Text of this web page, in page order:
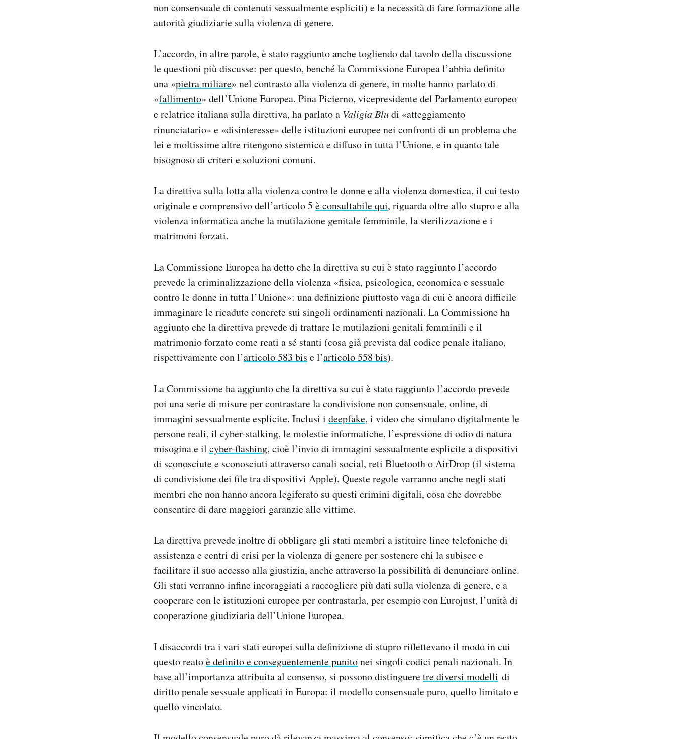
non consensuale di contenuti sessualmente espliciti) e la necessità di fare formazione alle
autorità giudiziarie sulla violenza di genere.
L’accordo, in altre parole, è stato raggiunto anche togliendo dal tavolo della discussione
le questioni più discusse: per questo, benché la Commissione Europea l’abbia definito
una «pietra miliare» nel contrasto alla violenza di genere, in molte hanno parlato di
«fallimento» dell’Unione Europea. Pina Picierno, vicepresidente del Parlamento europeo
e relatrice italiana sulla direttiva, ha parlato a Valigia Bludi «atteggiamento
rinunciatario» e «disinteresse» delle istituzioni europee nei confronti di un problema che
lei e moltissime altre ritengono sistemico e diffuso in tutta l’Unione, e in quanto tale
bisognoso di criteri e soluzioni comuni.
La direttiva sulla lotta alla violenza contro le donne e alla violenza domestica, il cui testo
originale e comprensivo dell’articolo 5 è consultabile qui, riguarda oltre allo stupro e alla
violenza informatica anche la mutilazione genitale femminile, la sterilizzazione e i
matrimoni forzati.
La Commissione Europea ha detto che la direttiva su cui è stato raggiunto l’accordo
prevede la criminalizzazione della violenza «fisica, psicologica, economica e sessuale
contro le donne in tutta l’Unione»: una definizione piuttosto vaga di cui è ancora difficile
immaginare le ricadute concrete sui singoli ordinamenti nazionali. La Commissione ha
aggiunto che la direttiva prevede di trattare le mutilazioni genitali femminili e il
matrimonio forzato come reati a sé stanti (cosa già prevista dal codice penale italiano,
rispettivamente con l’articolo 583 bis e l’articolo 558 bis).
La Commissione ha aggiunto che la direttiva su cui è stato raggiunto l’accordo prevede
poi una serie di misure per contrastare la condivisione non consensuale, online, di
immagini sessualmente esplicite. Inclusi i deepfake, i video che simulano digitalmente le
persone reali, il cyber-stalking, le molestie informatiche, l’espressione di odio di natura
misogina e il cyber-flashing, cioè l’invio di immagini sessualmente esplicite a dispositivi
di sconosciute e sconosciuti attraverso canali social, reti Bluetooth o AirDrop (il sistema
di condivisione dei file tra dispositivi Apple). Queste regole varranno anche negli stati
membri che non hanno ancora legiferato su questi crimini digitali, cosa che dovrebbe
consentire di dare maggiori garanzie alle vittime.
La direttiva prevede inoltre di obbligare gli stati membri a istituire linee telefoniche di
assistenza e centri di crisi per la violenza di genere per sostenere chi la subisce e
facilitare il suo accesso alla giustizia, anche attraverso la possibilità di denunciare online.
Gli stati verranno infine incoraggiati a raccogliere più dati sulla violenza di genere, e a
cooperare con le istituzioni europee per contrastarla, per esempio con Eurojust, l’unità di
cooperazione giudiziaria dell’Unione Europea.
I disaccordi tra i vari stati europei sulla definizione di stupro riflettevano il modo in cui
questo reatoè definito e conseguentemente punitonei singoli codici penali nazionali. In
base all’importanza attribuita al consenso, si possono distingueretre diversi modelli di
diritto penale sessuale applicati in Europa: il modello consensuale puro, quello limitato e
quello vincolato.